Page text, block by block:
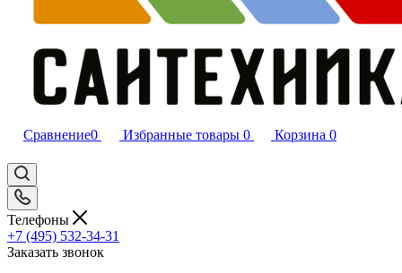
Сравнение0 Избранные товары 0 Корзина 0
Телефоны
+7 (495) 532‑34‑31
Заказать звонок